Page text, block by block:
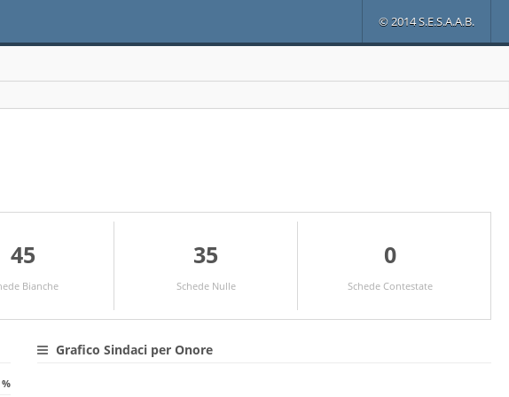
© 2014 S.E.S.A.A.B.
45
Bianche
35
Schede Nulle
0
Schede Contestate
%
Grafico Sindaci per Onore